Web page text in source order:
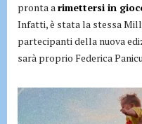
pronta arimettersi in
Infatti, è stata la stessa
partecipanti della nuova
sarà proprio Federica